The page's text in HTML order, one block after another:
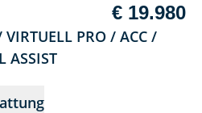
€ 19.980
PRO / ACC /
ASSIST